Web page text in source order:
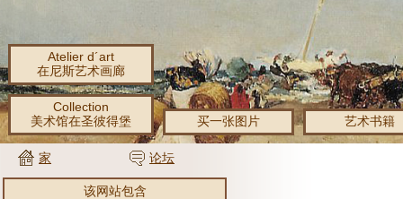
Atelier d´art
在尼斯艺术画廊
Collection
美术馆在圣彼得堡
买一张图片 艺术书籍
家 论坛
该网站包含